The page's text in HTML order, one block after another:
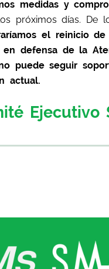
medidas y
próximos días. De
el reinicio de
en defensa de la
puede seguir
actual.
Ejecutivo